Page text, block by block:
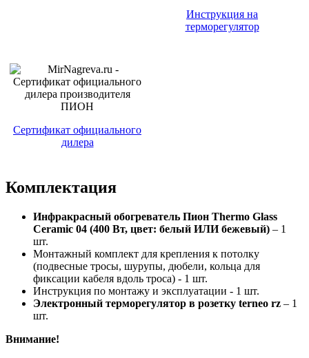
Инструкция на
терморегулятор
Сертификат официального
дилера
Комплектация
Инфракрасный обогреватель Пион Thermo Glass
Ceramic 04 (400 Вт, цвет: белый ИЛИ бежевый) – 1
шт.
Монтажный комплект для крепления к потолку
(подвесные тросы, шурупы, дюбели, кольца для
фиксации кабеля вдоль троса) - 1 шт.
Инструкция по монтажу и эксплуатации - 1 шт.
Электронный терморегулятор в розетку terneo rz – 1
шт.
Внимание!